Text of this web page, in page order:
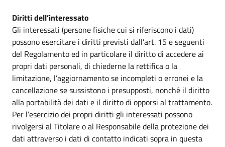
Diritti dell’interessato
Gli interessati (persone fisiche cui si riferiscono i dati)
possono esercitare i diritti previsti dall’art. 15 e seguenti
del Regolamento ed in particolare il diritto di accedere ai
propri dati personali, di chiederne la rettifica o la
limitazione, l’aggiornamento se incompleti o erronei e la
cancellazione se sussistono i presupposti, nonché il diritto
alla portabilità dei dati e il diritto di opporsi al trattamento.
Per l’esercizio dei propri diritti gli interessati possono
rivolgersi al Titolare o al Responsabile della protezione dei
dati attraverso i dati di contatto indicati sopra in questa